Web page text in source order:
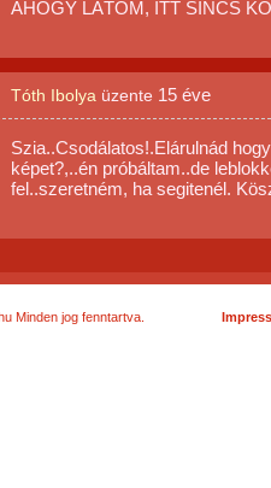
AHOGY LÁTOM, ITT SINCS
Tóth Ibolya üzente 15 éve
Szia..Csodálatos!.Elárulnád
képet?,..én próbáltam..de
fel..szeretném, ha segitenél.
Minden jog fenntartva.